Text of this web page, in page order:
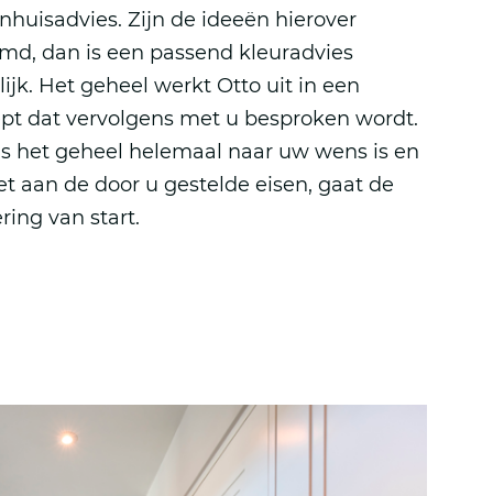
Zijn de ideeën hierover
dan is een passend kleuradvies
Het geheel werkt Otto uit in een
dat vervolgens met u besproken wordt.
het geheel helemaal naar uw wens is en
aan de door u gestelde eisen, gaat de
van start.